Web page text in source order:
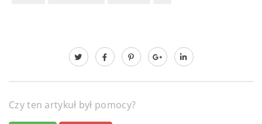
Czy ten artykuł był pomocy?